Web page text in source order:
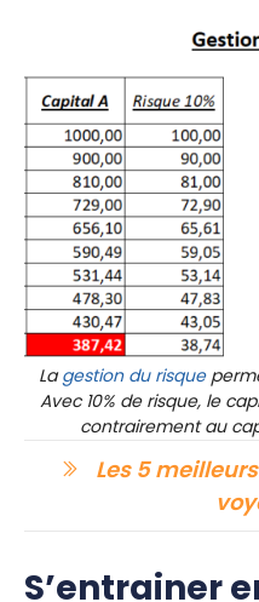
Lagestion du risque
Avec 10% de risque, le
contrairement au
Les 5
S’entrainer